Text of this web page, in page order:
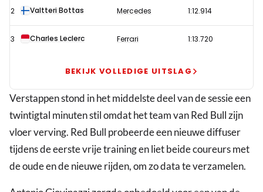
Mercedes
eerste
2 Valtteri Bottas Mercedes 1:12.914
3 Charles Leclerc Ferrari 1:13.720
BEKIJK VOLLEDIGE UITSLAG
Verstappen stond in het middelste deel van de sessie een
twintigtal minuten stil omdat het team van Red Bull zijn
vloer verving. Red Bull probeerde een nieuwe diffuser
tijdens de eerste vrije training en liet beide coureurs met
de oude en de nieuwe rijden, om zo data te verzamelen.